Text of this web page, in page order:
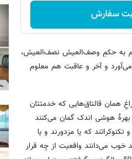
سفارش
کم به حکمِ وصف‌العیش نصف‌العیش،
و آخر و عاقبت هم معلوم
همان قالتاق‌هایی که خدمتتان
هوشی اندک گمان می‌کنند
که یا مزدورند و یا
خوب می‌دانند واقعیت از چه قرار